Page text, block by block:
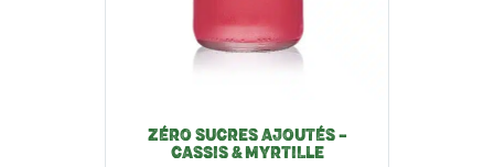
ZÉRO SUCRES AJOUTÉS –
CASSIS & MYRTILLE